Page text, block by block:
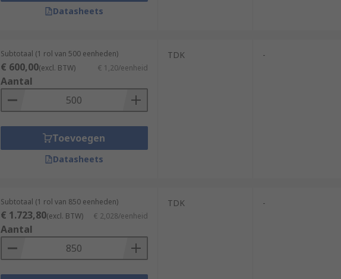
Datasheets
Subtotaal (1 rol van 500 eenheden)
€ 600,00(excl. BTW) € 1,20/eenheid
Aantal
Toevoegen
Datasheets
TDK -
Subtotaal (1 rol van 850 eenheden)
€ 1.723,80(excl. BTW) € 2,028/eenheid
Aantal
TDK -